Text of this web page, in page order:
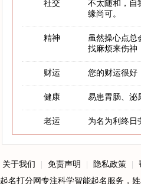
社交
不太随和，自
缘尚可。
精神
虽然操心点总
找麻烦来伤神
财运 您的财运很好
健康 易患胃肠、泌
老运 为名为利终日
关于我们 免责声明 隐私政策
起名打分网专注科学智能起名服务，